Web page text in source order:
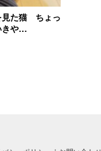
見た猫 ちょっ
きや…